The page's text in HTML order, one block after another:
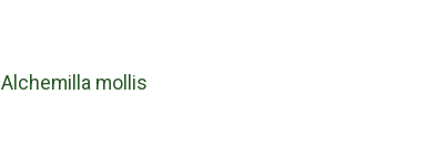
Alchemilla mollis